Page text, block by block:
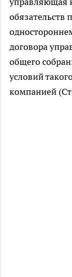
обязательств
договора
общего
условий
компанией